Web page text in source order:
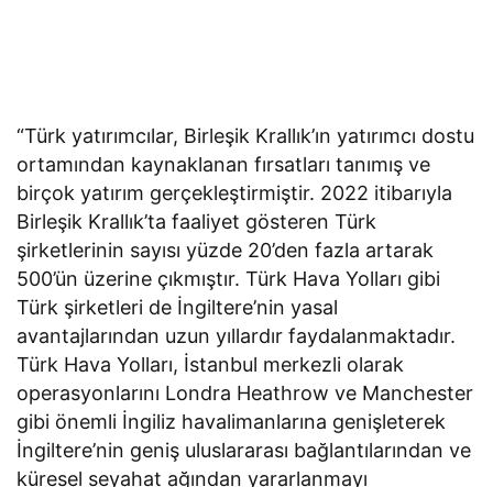
“Türk yatırımcılar, Birleşik Krallık’ın yatırımcı dostu
ortamından kaynaklanan fırsatları tanımış ve
birçok yatırım gerçekleştirmiştir. 2022 itibarıyla
Birleşik Krallık’ta faaliyet gösteren Türk
şirketlerinin sayısı yüzde 20’den fazla artarak
500’ün üzerine çıkmıştır. Türk Hava Yolları gibi
Türk şirketleri de İngiltere’nin yasal
avantajlarından uzun yıllardır faydalanmaktadır.
Türk Hava Yolları, İstanbul merkezli olarak
operasyonlarını Londra Heathrow ve Manchester
gibi önemli İngiliz havalimanlarına genişleterek
İngiltere’nin geniş uluslararası bağlantılarından ve
küresel seyahat ağından yararlanmayı